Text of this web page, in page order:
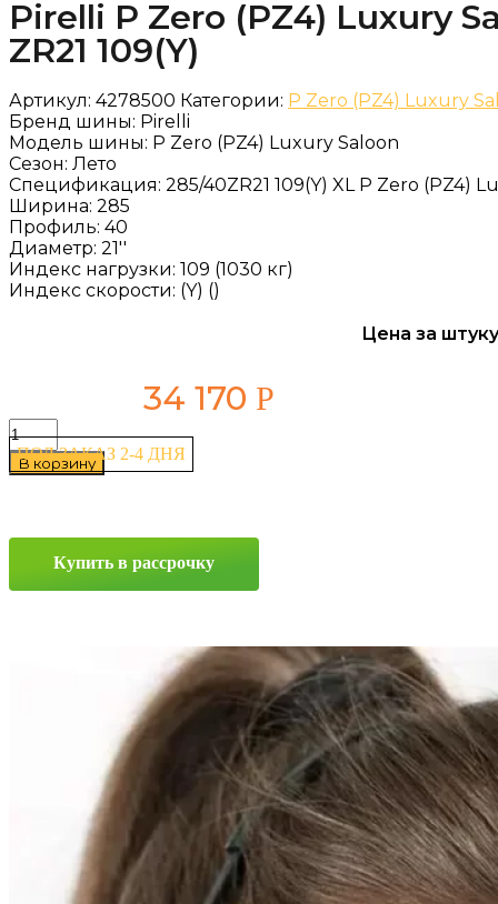
Pirelli P Zero (PZ4) Luxury
ZR21 109(Y)
Артикул: 4278500 Категории: P Zero (PZ4) Luxury
Бренд шины: Pirelli
Модель шины: P Zero (PZ4) Luxury Saloon
Сезон: Лето
Спецификация: 285/40ZR21 109(Y) XL P Zero (PZ4)
Ширина: 285
Профиль: 40
Диаметр: 21''
Индекс нагрузки: 109 (1030 кг)
Индекс скорости: (Y) ()
Цена за
34 170 Р
ПОД ЗАКАЗ 2-4 ДНЯ
Количество
товара
Pirelli
Luxury
Saloon
285/40
В корзину
Купить в рассрочку